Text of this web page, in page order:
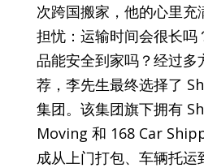
次跨国搬家，他的心里充
担忧：运输时间会很长吗
品能安全到家吗？经过多
荐，李先生最终选择了
集团。该集团旗下拥有
Moving 和 168 Car
成从上门打包、车辆托运